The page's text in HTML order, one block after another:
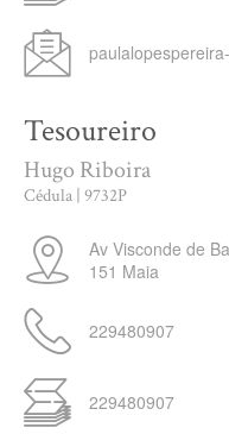
Tesoureiro
Hugo Riboira
Cédula | 9732P
Av Visconde de
151 Maia
229480907
229480907